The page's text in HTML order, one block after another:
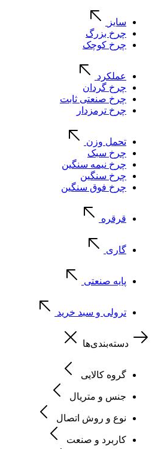
سایز
چرخ بزرگ
چرخ کوچک
عملکرد
چرخ گردان
چرخ صنعتی ثابت
چرخ ترمزدار
تحمل وزن
چرخ سبک
چرخ نیمه سنگین
چرخ سنگین
چرخ فوق سنگین
قرقره
گاری
پایه صنعتی
ترولی و سبد خرید
دسته‌بندی‌ها
گروه کالایی
جنس و متریال
نوع و روش اتصال
کاربرد و صنعت